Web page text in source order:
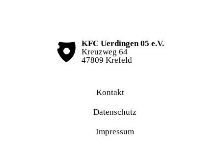
KFC Uerdingen 05 e.V.
Kreuzweg 64
47809 Krefeld
Kontakt
Datenschutz
Impressum